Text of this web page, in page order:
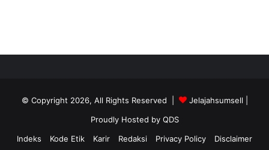
© Copyright 2026, All Rights Reserved | Jelajahsumsell
Proudly Hosted by QDS
Indeks
Kode Etik Karir Redaksi Privacy Policy Disclaimer